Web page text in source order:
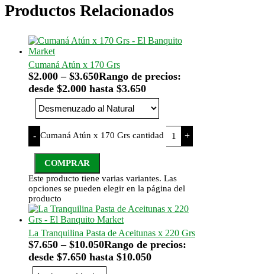
Productos Relacionados
Cumaná Atún x 170 Grs
$2.000 – $3.650Rango de precios:
desde $2.000 hasta $3.650
- Cumaná Atún x 170 Grs cantidad +
COMPRAR
Este producto tiene varias variantes. Las
opciones se pueden elegir en la página del
producto
La Tranquilina Pasta de Aceitunas x 220 Grs
$7.650 – $10.050Rango de precios:
desde $7.650 hasta $10.050